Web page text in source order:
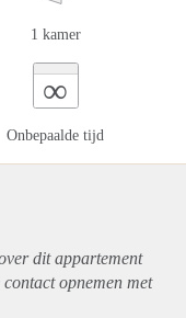
1 kamer
∞
Onbepaalde tijd
ditappartement
opnemen met